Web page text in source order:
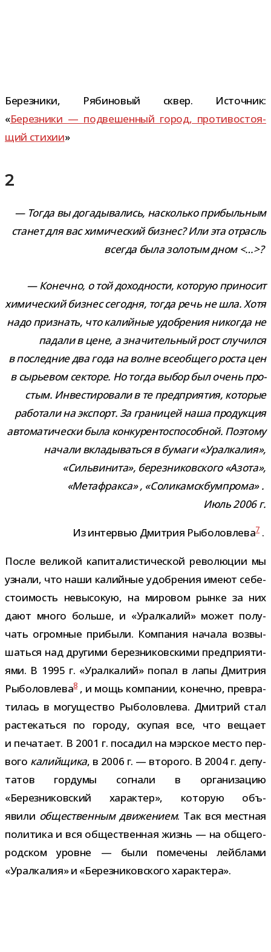
Березники, Рябиновый сквер. Источник:
«Березники — под­ве­шен­ный город, про­ти­во­сто­я­
щий сти­хии»
2
— Тогда вы дога­ды­ва­лись, насколько при­быль­ным
ста­нет для вас хими­че­ский биз­нес? Или эта отрасль
все­гда была золо­тым дном <…>?
— Конечно, о той доход­но­сти, кото­рую при­но­сит
хими­че­ский биз­нес сего­дня, тогда речь не шла. Хотя
надо при­знать, что калий­ные удоб­ре­ния нико­гда не
падали в цене, а зна­чи­тель­ный рост слу­чился
в послед­ние два года на волне все­об­щего роста цен
в сырье­вом сек­торе. Но тогда выбор был очень про­
стым. Инвестировали в те пред­при­я­тия, кото­рые
рабо­тали на экс­порт. За гра­ни­цей наша про­дук­ция
авто­ма­ти­че­ски была кон­ку­рен­то­спо­соб­ной. Поэтому
начали вкла­ды­ваться в бумаги «Уралкалия»,
«Сильвинита», берез­ни­ков­ского «Азота»,
«Метафракса», «Соликамскбумпрома» .
Июль 2006 г.
Из интер­вью Дмитрия Рыболовлева7 .
После вели­кой капи­та­ли­сти­че­ской рево­лю­ции мы
узнали, что наши калий­ные удоб­ре­ния имеют себе­
сто­и­мость невы­со­кую, на миро­вом рынке за них
дают много больше, и «Уралкалий» может полу­
чать огром­ные при­были. Компания начала воз­вы­
шаться над дру­гими берез­ни­ков­скими пред­при­я­ти­
ями. В 1995 г. «Уралкалий» попал в лапы Дмитрия
Рыболовлева8, и мощь ком­па­нии, конечно, пре­вра­
ти­лась в могу­ще­ство Рыболовлева. Дмитрий стал
рас­те­каться по городу, ску­пая все, что вещает
и печа­тает. В 2001 г. поса­дил на мэр­ское место пер­
вого калий­щика, в 2006 г. — вто­рого. В 2004 г. депу­
та­тов гор­думы согнали в орга­ни­за­цию
«Березниковский харак­тер», кото­рую объ­
явили обще­ствен­ным дви­же­нием. Так вся мест­ная
поли­тика и вся обще­ствен­ная жизнь — на обще­го­
род­ском уровне — были поме­чены лей­б­лами
«Уралкалия» и «Березниковского характера».